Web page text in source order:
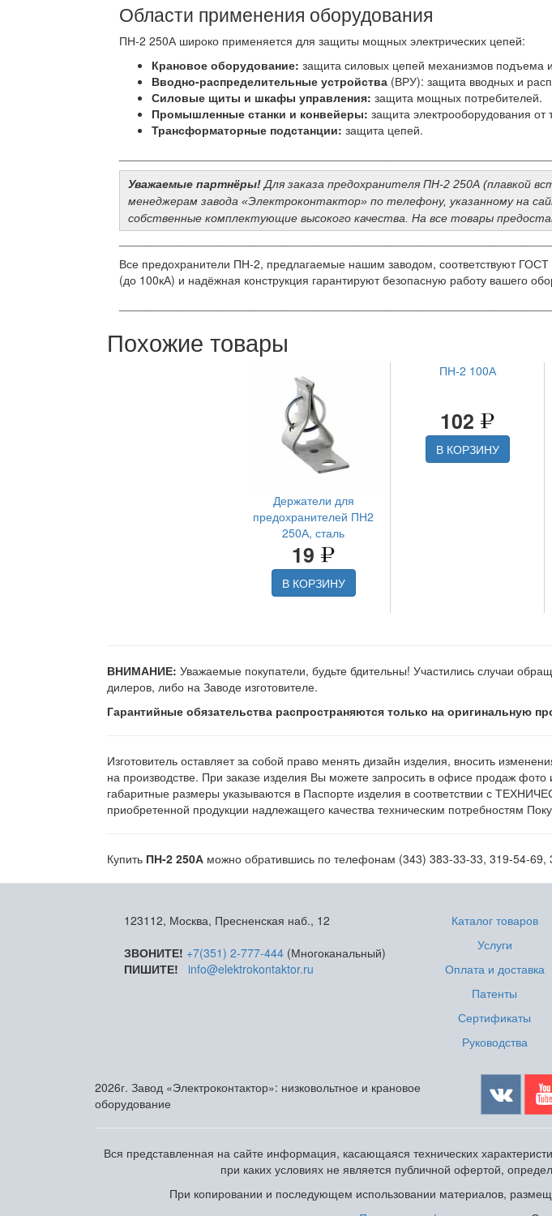
Области применения оборудования
ПН-2 250А широко применяется для защиты мощных электрических цепей:
Крановое оборудование: защита силовых цепей механизмов подъема
Вводно-распределительные устройства (ВРУ): защита вводных и
Силовые щиты и шкафы управления: защита мощных потребителей.
Промышленные станки и конвейеры: защита электрооборудования от
Трансформаторные подстанции: защита цепей.
Уважаемые партнёры! Для заказа предохранителя ПН-2 250А (плавкой
менеджерам завода «Электроконтактор» по телефону, указанному на
собственные комплектующие высокого качества. На все товары
Все предохранители ПН-2, предлагаемые нашим заводом, соответствуют
(до 100кА) и надёжная конструкция гарантируют безопасную работу вашего
Похожие товары
Держатели для
предохранителей ПН2
250А, сталь
19
В КОРЗИНУ
ПН-2 100А
102
В КОРЗИНУ
ВНИМАНИЕ: Уважаемые покупатели, будьте бдительны! Участились случаи
дилеров, либо на Заводе изготовителе.
Гарантийные обязательства распространяются только на оригинальную
Изготовитель оставляет за собой право менять дизайн изделия, вносить
на производстве. При заказе изделия Вы можете запросить в офисе продаж фото
габаритные размеры указываются в Паспорте изделия в соответствии с
приобретенной продукции надлежащего качества техническим потребностям
Купить ПН-2 250А можно обратившись по телефонам (343) 383-33-33, 319-54-69,
123112, Москва, Пресненская наб., 12
ЗВОНИТЕ! +7(351) 2-777-444 (Многоканальный)
ПИШИТЕ!
info@elektrokontaktor.ru
Каталог товаров
Услуги
Оплата и доставка
Патенты
Сертификаты
Руководства
2026г. Завод «Электроконтактор»: низковольтное и крановое
оборудование
Вся представленная на сайте информация, касающаяся технических
при каких условиях не является публичной офертой,
При копировании и последующем использовании материалов,